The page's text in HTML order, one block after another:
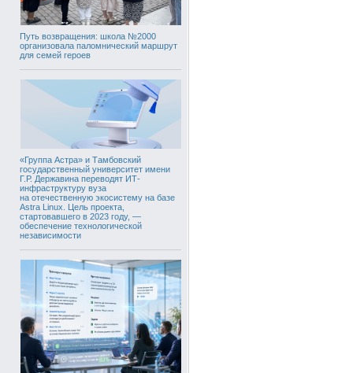
Путь возвращения: школа №2000
организовала паломнический маршрут
для семей героев
«Группа Астра» и Тамбовский
государственный университет имени
Г.Р. Державина переводят ИТ-
инфраструктуру вуза
на отечественную экосистему на базе
Astra Linux. Цель проекта,
стартовавшего в 2023 году, —
обеспечение технологической
независимости